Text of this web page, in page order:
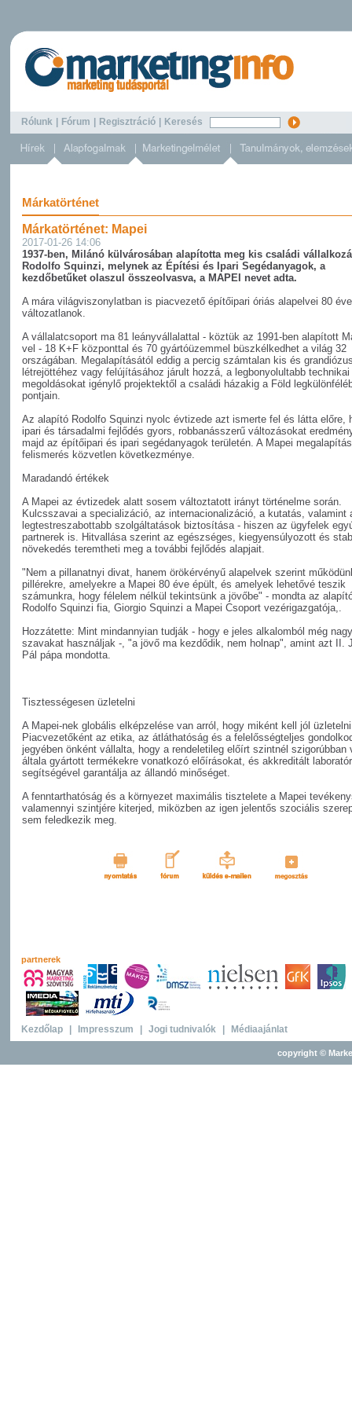
Rólunk Fórum Regisztráció Keresés
Márkatörténet
Márkatörténet: Mapei
2017-01-26 14:06
1937-ben, Milánó külvárosában alapította meg kis családi
Rodolfo Squinzi, melynek az Építési és Ipari Segédanyagok, a
kezdőbetűket olaszul összeolvasva, a MAPEI nevet adta.
A mára világviszonylatban is piacvezető építőipari óriás alapelvei 80 éve
változatlanok.
A vállalatcsoport ma 81 leányvállalattal - köztük az 1991-ben alapított
vel - 18 K+F központtal és 70 gyártóüzemmel büszkélkedhet a világ 32
országában. Megalapításától eddig a percig számtalan kis és
létrejöttéhez vagy felújításához járult hozzá, a legbonyolultabb technikai
megoldásokat igénylő projektektől a családi házakig a Föld
pontjain.
Az alapító Rodolfo Squinzi nyolc évtizede azt ismerte fel és látta előre,
ipari és társadalmi fejlődés gyors, robbanásszerű változásokat
majd az építőipari és ipari segédanyagok területén. A Mapei
felismerés közvetlen következménye.
Maradandó értékek
A Mapei az évtizedek alatt sosem változtatott irányt történelme során.
Kulcsszavai a specializáció, az internacionalizáció, a kutatás, valamint
legtestreszabottabb szolgáltatások biztosítása - hiszen az ügyfelek
partnerek is. Hitvallása szerint az egészséges, kiegyensúlyozott és
növekedés teremtheti meg a további fejlődés alapjait.
"Nem a pillanatnyi divat, hanem örökérvényű alapelvek szerint
pillérekre, amelyekre a Mapei 80 éve épült, és amelyek lehetővé teszik
számunkra, hogy félelem nélkül tekintsünk a jövőbe" - mondta az
Rodolfo Squinzi fia, Giorgio Squinzi a Mapei Csoport vezérigazgatója,.
Hozzátette: Mint mindannyian tudják - hogy e jeles alkalomból még
szavakat használjak -, "a jövő ma kezdődik, nem holnap", amint azt II.
Pál pápa mondotta.
Tisztességesen üzletelni
A Mapei-nek globális elképzelése van arról, hogy miként kell jól
Piacvezetőként az etika, az átláthatóság és a felelősségteljes
jegyében önként vállalta, hogy a rendeletileg előírt szintnél szigorúbban
általa gyártott termékekre vonatkozó előírásokat, és akkreditált
segítségével garantálja az állandó minőséget.
A fenntarthatóság és a környezet maximális tisztelete a Mapei
valamennyi szintjére kiterjed, miközben az igen jelentős szociális
sem feledkezik meg.
partnerek
Kezdőlap Impresszum Jogi tudnivalók Médiaajánlat
copyright ©